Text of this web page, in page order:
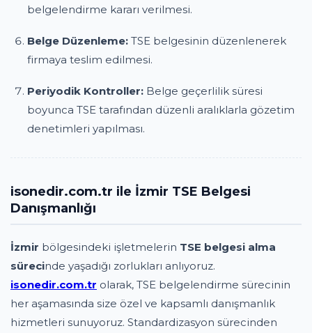
belgelendirme kararı verilmesi.
Belge Düzenleme: TSE belgesinin düzenlenerek
firmaya teslim edilmesi.
Periyodik Kontroller: Belge geçerlilik süresi
boyunca TSE tarafından düzenli aralıklarla gözetim
denetimleri yapılması.
isonedir.com.tr ile İzmir TSE Belgesi
Danışmanlığı
İzmir bölgesindeki işletmelerin TSE belgesi alma
sürecinde yaşadığı zorlukları anlıyoruz.
isonedir.com.tr olarak, TSE belgelendirme sürecinin
her aşamasında size özel ve kapsamlı danışmanlık
hizmetleri sunuyoruz. Standardizasyon sürecinden